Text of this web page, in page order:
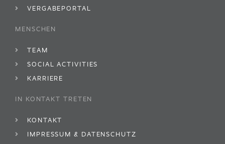
VERGABEPORTAL
MENSCHEN
TEAM
SOCIAL ACTIVITIES
KARRIERE
IN KONTAKT TRETEN
KONTAKT
IMPRESSUM & DATENSCHUTZ